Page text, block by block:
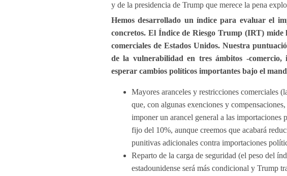
y de la presidencia de Trump que merece la pena
Hemos desarrollado un índice para evaluar el
concretos. El Índice de Riesgo Trump (IRT) mide
comerciales de Estados Unidos. Nuestra
de la vulnerabilidad en tres ámbitos -
esperar cambios políticos importantes bajo el
Mayores aranceles y restricciones comerciales
que, con algunas exenciones y
imponer un arancel general a las importaciones
fijo del 10%, aunque creemos que acabará
punitivas adicionales contra importaciones
Reparto de la carga de seguridad (el peso del
estadounidense será más condicional y Trump